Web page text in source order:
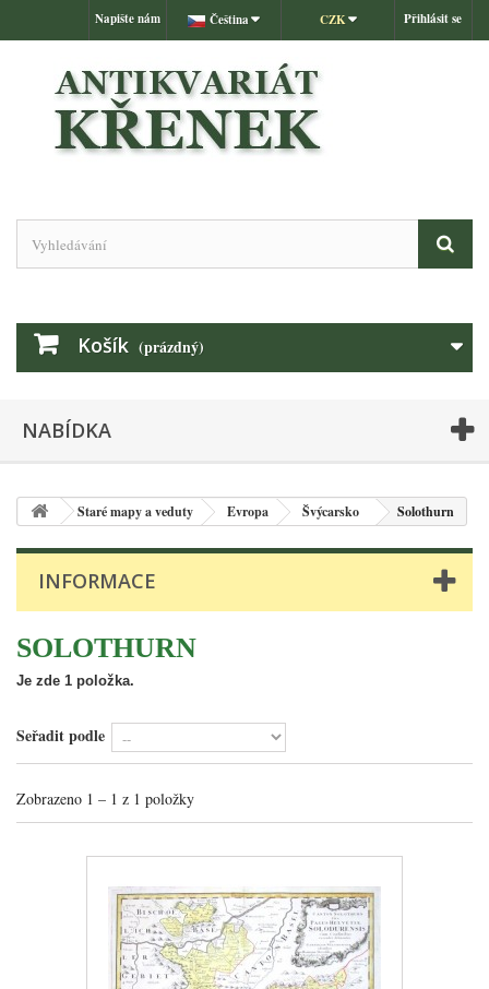
Přihlásit se
CZK
Čeština
Napište nám
Košík (prázdný)
NABÍDKA
Staré mapy a veduty Evropa Švýcarsko Solothurn
INFORMACE
SOLOTHURN
Je zde 1 položka.
Seřadit podle
Zobrazeno 1 – 1 z 1 položky